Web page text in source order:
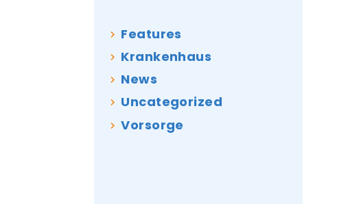
Features
Krankenhaus
News
Uncategorized
Vorsorge